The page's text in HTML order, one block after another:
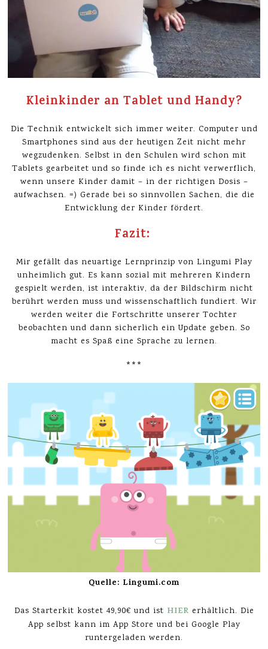
Kleinkinder an Tablet und Handy?
Die Technik entwickelt sich immer weiter. Computer und
Smartphones sind aus der heutigen Zeit nicht mehr
wegzudenken. Selbst in den Schulen wird schon mit
Tablets gearbeitet und so finde ich es nicht verwerflich,
wenn unsere Kinder damit – in der richtigen Dosis –
aufwachsen. =) Gerade bei so sinnvollen Sachen, die die
Entwicklung der Kinder fördert.
Fazit:
Mir gefällt das neuartige Lernprinzip von Lingumi Play
unheimlich gut. Es kann sozial mit mehreren Kindern
gespielt werden, ist interaktiv, da der Bildschirm nicht
berührt werden muss und wissenschaftlich fundiert. Wir
werden weiter die Fortschritte unserer Tochter
beobachten und dann sicherlich ein Update geben. So
macht es Spaß eine Sprache zu lernen.
***
Quelle: Lingumi.com
Das Starterkit kostet 49,90€ und ist HIER erhältlich. Die
App selbst kann im App Store und bei Google Play
runtergeladen werden.